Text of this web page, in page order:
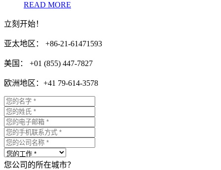
READ MORE
立刻开始！
亚太地区： +86-21-61471593
美国： +01 (855) 447-7827
欧洲地区：+41 79-614-3578
您公司的所在城市？